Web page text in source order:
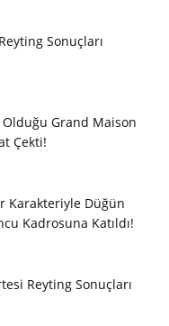
Sonuçları
Grand Maison
Çekti!
Karakteriyle Düğün
Kadrosuna Katıldı!
Reyting Sonuçları